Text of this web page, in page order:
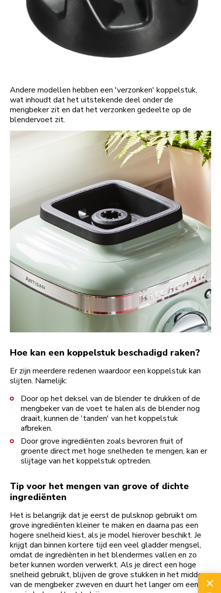
Andere modellen hebben een 'verzonken' koppelstuk,
wat inhoudt dat het uitstekende deel onder de
mengbeker zit en dat het verzonken gedeelte op de
blendervoet zit.
Hoe kan een koppelstuk beschadigd raken?
Er zijn meerdere redenen waardoor een koppelstuk kan
slijten. Namelijk:
Door op het deksel van de blender te drukken of de
mengbeker van de voet te halen als de blender nog
draait, kunnen de 'tanden' van het koppelstuk
afbreken.
Door grove ingrediënten zoals bevroren fruit of
groente direct met hoge snelheden te mengen, kan er
slijtage van het koppelstuk optreden.
Tip voor het mengen van grove of dichte
ingrediënten
Het is belangrijk dat je eerst de pulsknop gebruikt om
grove ingrediënten kleiner te maken en daarna pas een
hogere snelheid kiest, als je model hierover beschikt. Je
krijgt dan binnen kortere tijd een veel gladder mengsel,
omdat de ingrediënten in het blendermes vallen en zo
beter kunnen worden verwerkt. Als je direct een hoge
snelheid gebruikt, blijven de grove stukken in het midden
van de mengbeker zweven en duurt het langer om een